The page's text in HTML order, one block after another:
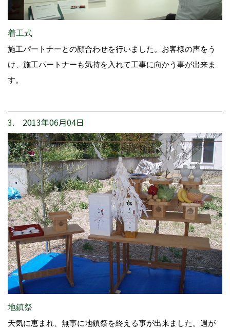
着工式
施工パートナーとの顔合わせを行いました。お客様の声をう
け、施工パートナーも気持を入れて工事に向かう事が出来ま
す。
3. 2013年06月04日
地鎮祭
天気に恵まれ、無事に地鎮祭を終える事が出来ました。週が